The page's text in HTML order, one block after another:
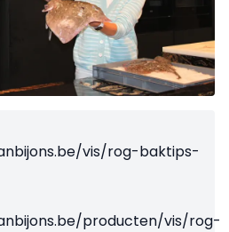
vis/rog-baktips-
producten/vis/rog-